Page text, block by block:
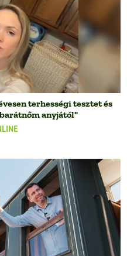
terhességi tesztet és
anyjától"